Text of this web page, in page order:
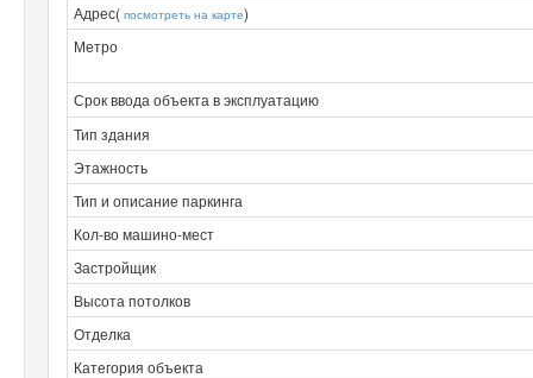
Адрес( посмотреть на карте)
Метро
Срок ввода объекта в эксплуатацию
Тип здания
Этажность
Тип и описание паркинга
Кол-во машино-мест
Застройщик
Высота потолков
Отделка
Категория объекта